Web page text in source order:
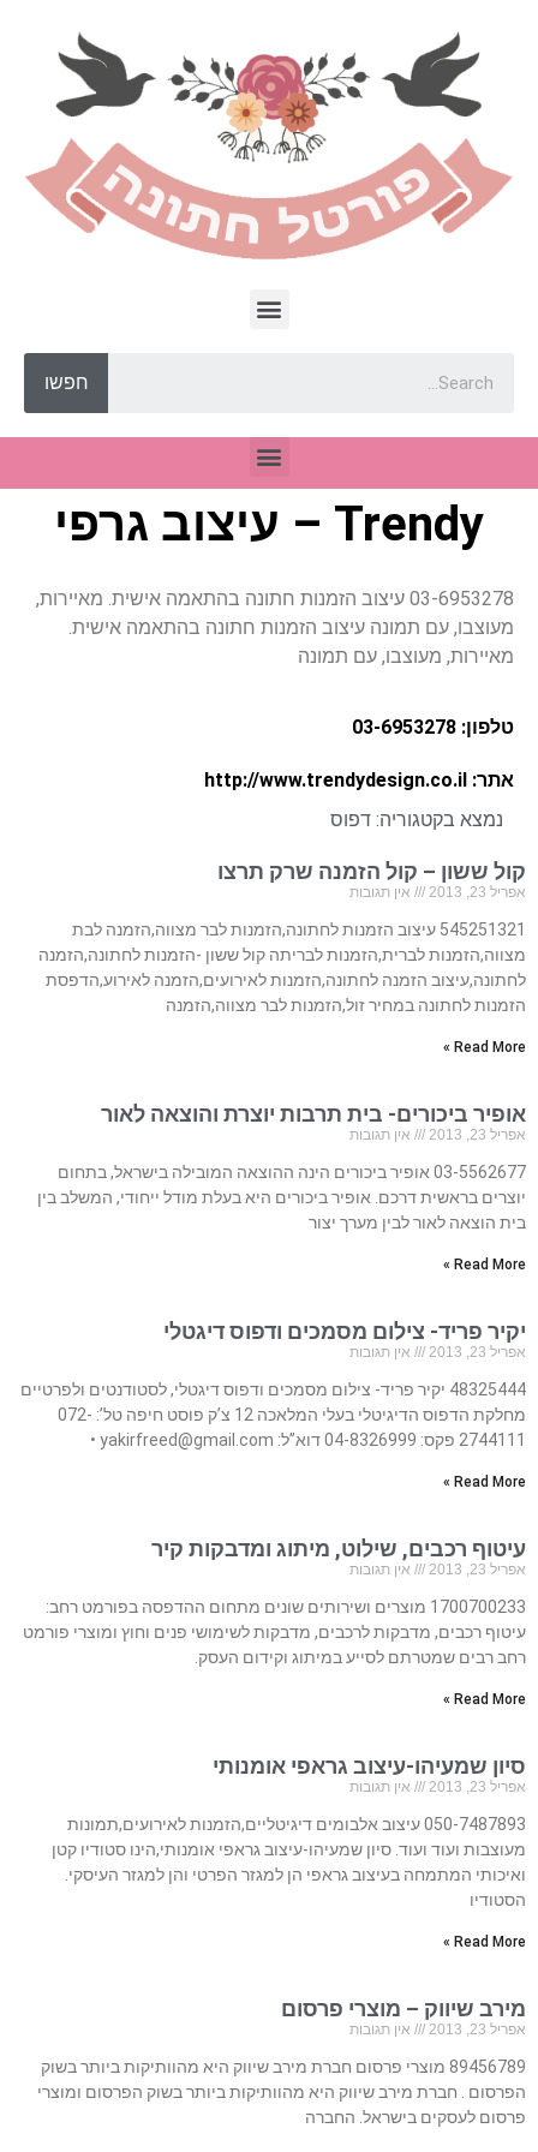
חפשו
Trendy – עיצוב גרפי
03-6953278 עיצוב הזמנות חתונה בהתאמה אישית. מאיירות,
מעוצבו, עם תמונה עיצוב הזמנות חתונה בהתאמה אישית.
מאיירות, מעוצבו, עם תמונה
טלפון: 03-6953278
אתר: http://www.trendydesign.co.il
נמצא בקטגוריה: דפוס
קול ששון – קול הזמנה שרק תרצו
אפריל 23, 2013 אין תגובות
545251321 עיצוב הזמנות לחתונה,הזמנות לבר מצווה,הזמנה לבת
מצווה,הזמנות לברית,הזמנות לבריתה קול ששון -הזמנות לחתונה,הזמנה
לחתונה,עיצוב הזמנה לחתונה,הזמנות לאירועים,הזמנה לאירוע,הדפסת
הזמנות לחתונה במחיר זול,הזמנות לבר מצווה,הזמנה
Read More »
אופיר ביכורים- בית תרבות יוצרת והוצאה לאור
אפריל 23, 2013 אין תגובות
03-5562677 אופיר ביכורים הינה ההוצאה המובילה בישראל, בתחום
יוצרים בראשית דרכם. אופיר ביכורים היא בעלת מודל ייחודי, המשלב בין
בית הוצאה לאור לבין מערך יצור
Read More »
יקיר פריד- צילום מסמכים ודפוס דיגטלי
אפריל 23, 2013 אין תגובות
48325444 יקיר פריד- צילום מסמכים ודפוס דיגטלי, לסטודנטים ולפרטיים
מחלקת הדפוס הדיגיטלי בעלי המלאכה 12 צ’ק פוסט חיפה טל’: 072-
2744111 פקס: 04-8326999 דוא”ל:
yakirfreed@gmail.com
•
Read More »
עיטוף רכבים, שילוט, מיתוג ומדבקות קיר
אפריל 23, 2013 אין תגובות
1700700233 מוצרים ושירותים שונים מתחום ההדפסה בפורמט רחב:
עיטוף רכבים, מדבקות לרכבים, מדבקות לשימושי פנים וחוץ ומוצרי פורמט
רחב רבים שמטרתם לסייע במיתוג וקידום העסק.
Read More »
סיון שמעיהו-עיצוב גראפי אומנותי
אפריל 23, 2013 אין תגובות
050-7487893 עיצוב אלבומים דיגיטליים,הזמנות לאירועים,תמונות
מעוצבות ועוד ועוד. סיון שמעיהו-עיצוב גראפי אומנותי,הינו סטודיו קטן
ואיכותי המתמחה בעיצוב גראפי הן למגזר הפרטי והן למגזר העיסקי.
הסטודיו
Read More »
מירב שיווק – מוצרי פרסום
אפריל 23, 2013 אין תגובות
89456789 מוצרי פרסום חברת מירב שיווק היא מהוותיקות ביותר בשוק
הפרסום . חברת מירב שיווק היא מהוותיקות ביותר בשוק הפרסום ומוצרי
פרסום לעסקים בישראל. החברה